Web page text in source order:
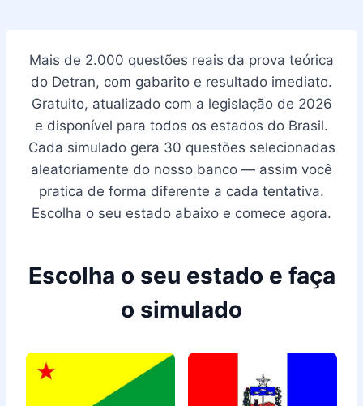
Mais de 2.000 questões reais da prova teórica
do Detran, com gabarito e resultado imediato.
Gratuito, atualizado com a legislação de 2026
e disponível para todos os estados do Brasil.
Cada simulado gera 30 questões selecionadas
aleatoriamente do nosso banco — assim você
pratica de forma diferente a cada tentativa.
Escolha o seu estado abaixo e comece agora.
Escolha o seu estado e faça
o simulado